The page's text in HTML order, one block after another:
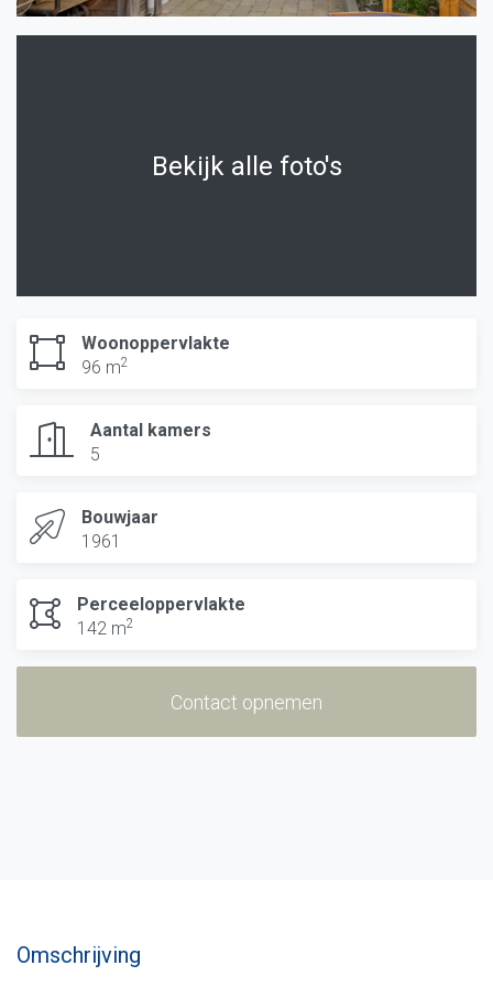
Bekijk alle foto's
Woonoppervlakte
96 m2
Aantal kamers
5
Bouwjaar
1961
Perceeloppervlakte
142 m2
Contact opnemen
Omschrijving